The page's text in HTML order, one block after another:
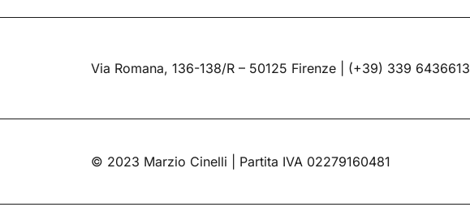
Via Romana, 136-138/R – 50125 Firenze | (+39) 339 6436613
© 2023 Marzio Cinelli | Partita IVA 02279160481